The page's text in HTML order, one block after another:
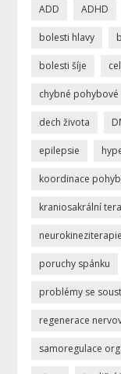
ADD ADHD
bolesti hlavy
bolesti šíje
chybné pohybové
dech života
epilepsie
koordinace
kraniosakrální
neurokineziterapie
poruchy spánku
problémy se
regenerace
samoregulace